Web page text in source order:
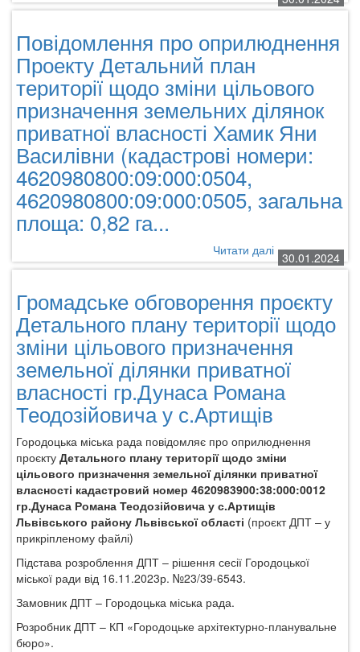
Повідомлення
оприлюднення
Проекту
план
території
по
зміні
цільового
призначення
будівництва
будівель
в
території
Городоцької
міської
ради
(за
межами
с.
та
звіту
про
стратегічну
екологічну
оцінку
Повідомлення про оприлюднення
Проекту Детальний план
території щодо зміни цільового
призначення земельних ділянок
приватної власності Хамик Яни
Василівни (кадастрові номери:
4620980800:09:000:0504,
4620980800:09:000:0505, загальна
площа: 0,82 га...
30.01.2024
Читати далі про
Повідомлення
оприлюднення
Проекту
Детальний
план
території
щодо
зміни
земельних
ділянок
приватної
власності
Хамик
Яни
(кадастрові
номери:
площа:
Громадське обговорення проєкту
Детального плану території щодо
зміни цільового призначення
земельної ділянки приватної
власності гр.Дунаса Романа
Теодозійовича у с.Артищів
Городоцька міська рада повідомляє про оприлюднення
проєкту Детального плану території щодо зміни
цільового призначення земельної ділянки приватної
власності кадастровий номер 4620983900:38:000:0012
гр.Дунаса Романа Теодозійовича у с.Артищів
Львівського району Львівської області (проєкт ДПТ – у
прикріпленому файлі)
Підстава розроблення ДПТ – рішення сесії Городоцької
міської ради від 16.11.2023р. №23/39-6543.
Замовник ДПТ – Городоцька міська рада.
Розробник ДПТ – КП «Городоцьке архітектурно-планувальне
бюро».